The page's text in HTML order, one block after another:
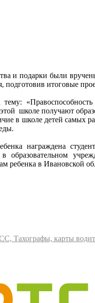
и подарки были
подготовив итоговые
школе получают
в школе детей самых
награждена
ребенка в Ивановской